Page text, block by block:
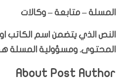
المسلة – متابعة – وكالات
النص الذي يتضمن اسم الكاتب
المحتوى. ومسؤولية المسلة هو
About Post Author